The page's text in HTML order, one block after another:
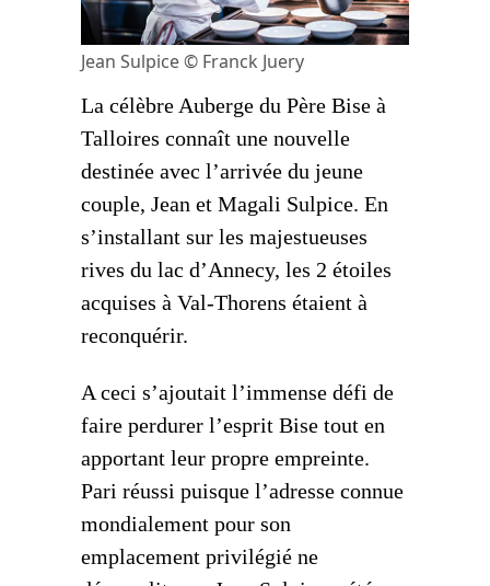
Jean Sulpice © Franck Juery
La célèbre Auberge du Père Bise à
Talloires connaît une nouvelle
destinée avec l’arrivée du jeune
couple, Jean et Magali Sulpice. En
s’installant sur les majestueuses
rives du lac d’Annecy, les 2 étoiles
acquises à Val-Thorens étaient à
reconquérir.
A ceci s’ajoutait l’immense défi de
faire perdurer l’esprit Bise tout en
apportant leur propre empreinte.
Pari réussi puisque l’adresse connue
mondialement pour son
emplacement privilégié ne